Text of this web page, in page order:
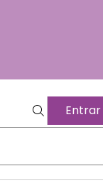
Entrar